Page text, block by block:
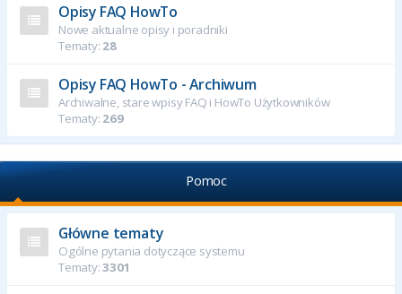
Opisy FAQ HowTo
Nowe aktualne opisy i poradniki
Tematy: 28
Opisy FAQ HowTo - Archiwum
Archiwalne, stare wpisy FAQ i HowTo Użytkowników
Tematy: 269
Pomoc
Główne tematy
Ogólne pytania dotyczące systemu
Tematy:3301